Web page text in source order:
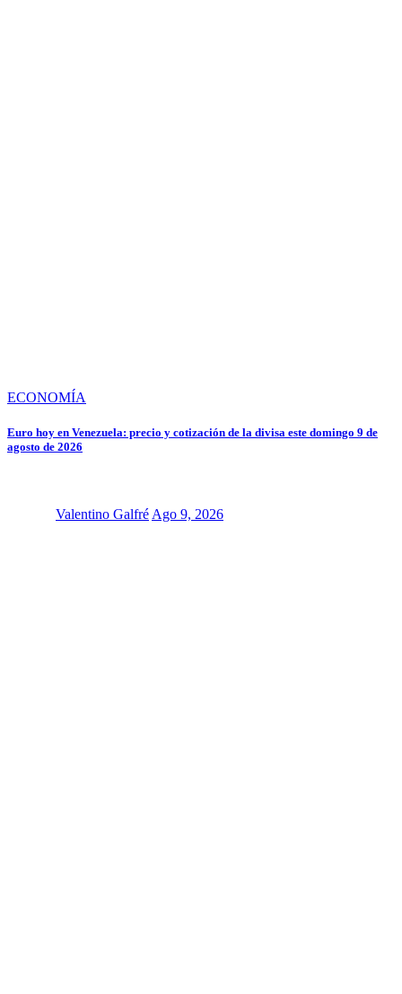
ECONOMÍA
Euro hoy en Venezuela: precio y cotización de la divisa este domingo 9 de
agosto de 2026
Valentino GalfréAgo 9, 2026